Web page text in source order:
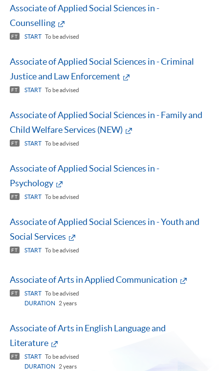
Associate of Applied Social Sciences in -
Counselling
FT START To be advised
Associate of Applied Social Sciences in - Criminal
Justice and Law Enforcement
FT START To be advised
Associate of Applied Social Sciences in - Family and
Child Welfare Services (NEW)
FT START To be advised
Associate of Applied Social Sciences in -
Psychology
FT START To be advised
Associate of Applied Social Sciences in - Youth and
Social Services
FT START To be advised
Associate of Arts in Applied Communication
FT START To be advised
DURATION
2 years
Associate of Arts in English Language and
Literature
FT START To be advised
DURATION
2 years